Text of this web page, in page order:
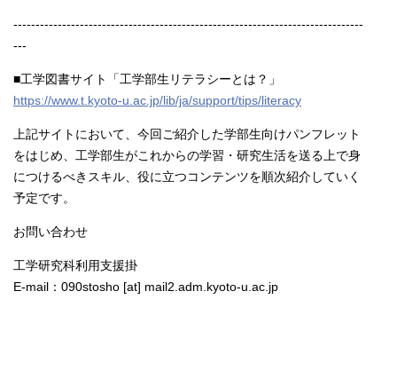
-------------------------------------------------------------------------------
---
■工学図書サイト「工学部生リテラシーとは？」
https://www.t.kyoto-u.ac.jp/lib/ja/support/tips/literacy
上記サイトにおいて、今回ご紹介した学部生向けパンフレット
をはじめ、工学部生がこれからの学習・研究生活を送る上で身
につけるべきスキル、役に立つコンテンツを順次紹介していく
予定です。
お問い合わせ
工学研究科利用支援掛
E-mail：090stosho [at] mail2.adm.kyoto-u.ac.jp